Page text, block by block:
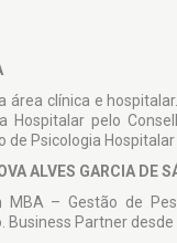
área clínica e
Hospitalar pelo
Psicologia Hospitalar
ALVES GARCIA DE
MBA – Gestão de
Business Partner